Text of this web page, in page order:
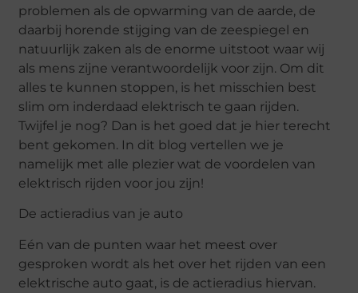
problemen als de opwarming van de aarde, de
daarbij horende stijging van de zeespiegel en
natuurlijk zaken als de enorme uitstoot waar wij
als mens zijne verantwoordelijk voor zijn. Om dit
alles te kunnen stoppen, is het misschien best
slim om inderdaad elektrisch te gaan rijden.
Twijfel je nog? Dan is het goed dat je hier terecht
bent gekomen. In dit blog vertellen we je
namelijk met alle plezier wat de voordelen van
elektrisch rijden voor jou zijn!
De actieradius van je auto
Eén van de punten waar het meest over
gesproken wordt als het over het rijden van een
elektrische auto gaat, is de actieradius hiervan.